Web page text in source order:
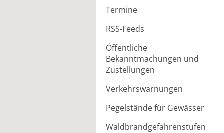
Termine
RSS-Feeds
Öffentliche
Bekanntmachungen und
Zustellungen
Verkehrswarnungen
Pegelstände für Gewässer
Waldbrandgefahrenstufen